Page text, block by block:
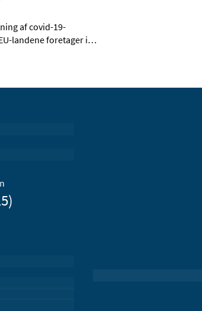
af covid-19-
landene foretager i…